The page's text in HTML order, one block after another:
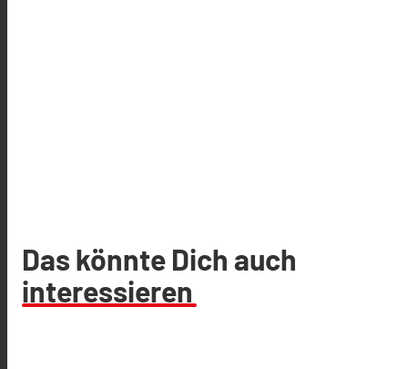
Das könnte Dich auch
interessieren